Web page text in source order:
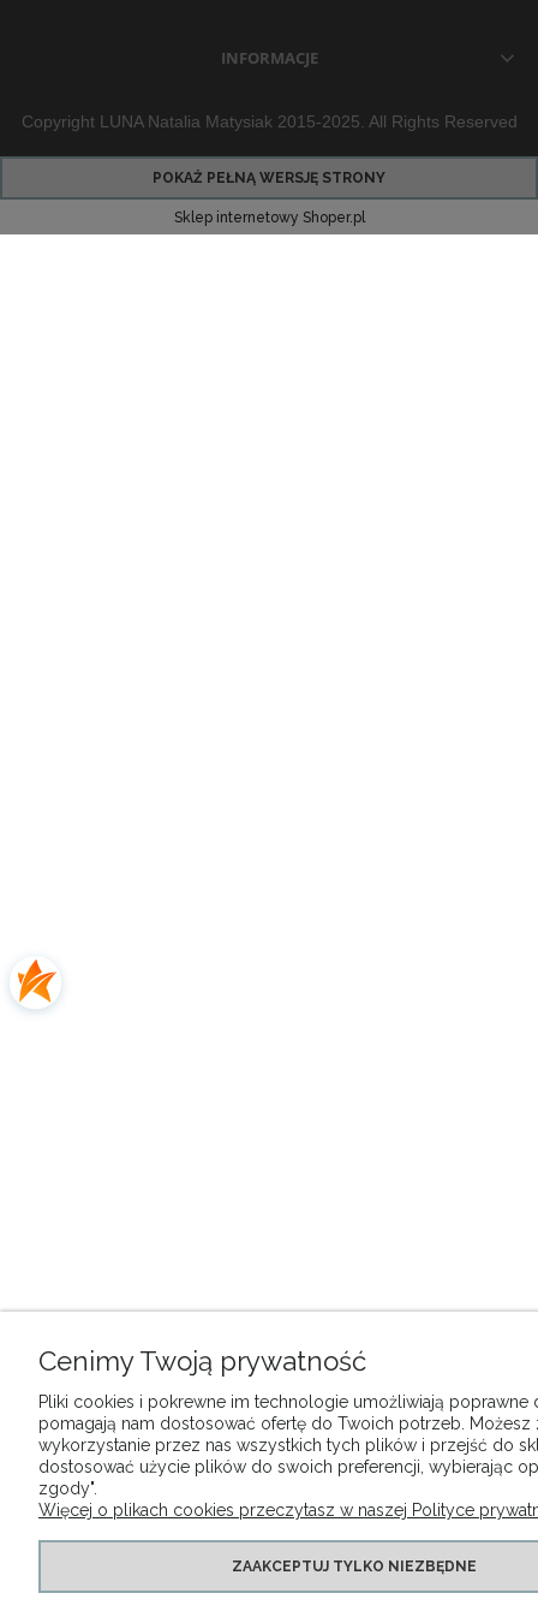
INFORMACJE
Copyright LUNA Natalia Matysiak 2015-2025. All Rights Reserved
POKAŻ PEŁNĄ WERSJĘ STRONY
Sklep internetowy Shoper.pl
Cenimy Twoją prywatność
Pliki cookies i pokrewne im technologie umożliwiają poprawne
pomagają nam dostosować ofertę do Twoich potrzeb. Możesz
wykorzystanie przez nas wszystkich tych plików i przejść do
dostosować użycie plików do swoich preferencji, wybierając
zgody".
Więcej o plikach cookies przeczytasz w naszej Polityce
ZAAKCEPTUJ TYLKO NIEZBĘDNE